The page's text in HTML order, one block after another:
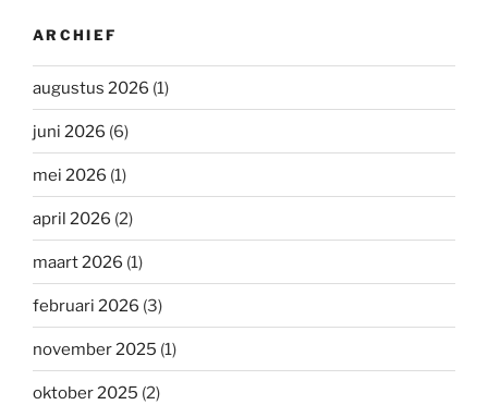
ARCHIEF
augustus 2026 (1)
juni 2026 (6)
mei 2026 (1)
april 2026 (2)
maart 2026 (1)
februari 2026 (3)
november 2025 (1)
oktober 2025 (2)